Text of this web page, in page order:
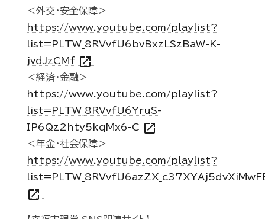
＜外交・安全保障＞
https://www.youtube.com/playlist?
list=PLTW_8RVvfU6bvBxzLSzBaW-K-
jvdJzCMf open_in_new
＜経済・金融＞
https://www.youtube.com/playlist?
list=PLTW_8RVvfU6YruS-
IP6Qz2hty5kqMx6-C open_in_new
＜年金・社会保障＞
https://www.youtube.com/playlist?
open_in_new